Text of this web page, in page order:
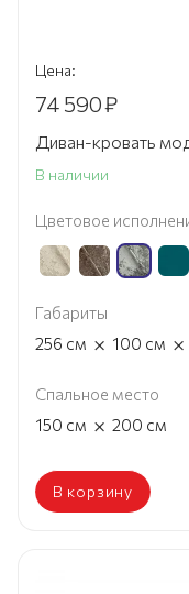
Цена:
74 590₽
Диван-кровать
В наличии
Цветовое
Габариты
256 см × 100 см ×
Спальное место
150 см × 200 см
В корзину